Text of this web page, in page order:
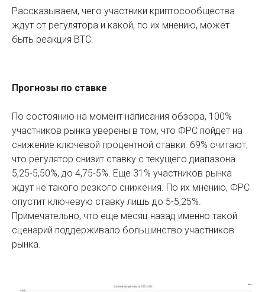
Рассказываем, чего участники криптосообщества
ждут от регулятора и какой, по их мнению, может
быть реакция BTC.
Прогнозы по ставке
По состоянию на момент написания обзора, 100%
участников рынка уверены в том, что ФРС пойдет на
снижение ключевой процентной ставки. 69% считают,
что регулятор снизит ставку с текущего диапазона
5,25-5,50%, до 4,75-5%. Еще 31% участников рынка
ждут не такого резкого снижения. По их мнению, ФРС
опустит ключевую ставку лишь до 5-5,25%.
Примечательно, что еще месяц назад именно такой
сценарий поддерживало большинство участников
рынка.